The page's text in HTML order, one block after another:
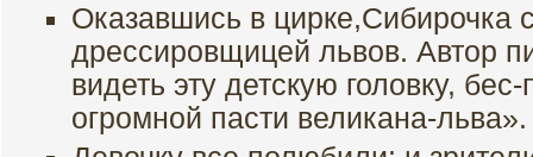
Оказавшись в цирке,Сибирочка
дрессировщицей львов. Автор
видеть эту детскую головку,
огромной пасти великана-льва».